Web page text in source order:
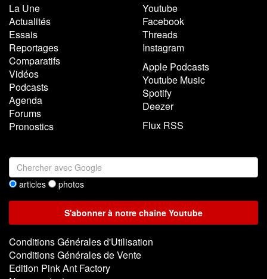
La Une
Actualités
Essais
Reportages
Comparatifs
Vidéos
Podcasts
Agenda
Forums
Pronostics
Youtube
Facebook
Threads
Instagram
Apple Podcasts
Youtube Music
Spotify
Deezer
Flux RSS
articles photos
Conditions Générales d'Utilisation
Conditions Générales de Vente
Edition Pink Ant Factory